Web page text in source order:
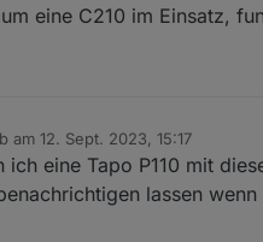
eine C210 im Einsatz,
am 12. Sept. 2023, 15:17
editiert von
ich eine Tapo P110 mit
lassen